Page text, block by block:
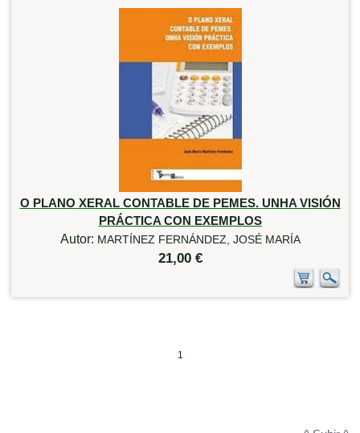
O PLANO XERAL CONTABLE DE PEMES. UNHA VISIÓN
PRÁCTICA CON EXEMPLOS
Autor: MARTÍNEZ FERNÁNDEZ, JOSÉ MARÍA
21,00 €
1